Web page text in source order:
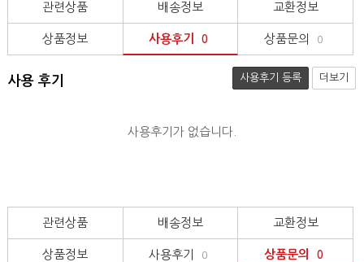
관련상품 배송정보 교환정보
상품정보 사용후기 0 상품문의 0
사용 후기 사용후기 등록 더보기
사용후기가 없습니다.
관련상품 배송정보 교환정보
상품정보 사용후기 0 상품문의 0